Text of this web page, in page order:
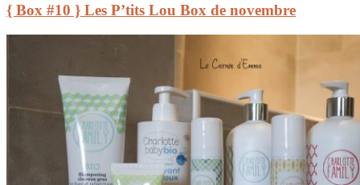
{ Box #10 } Les P’tits Lou Box de novembre